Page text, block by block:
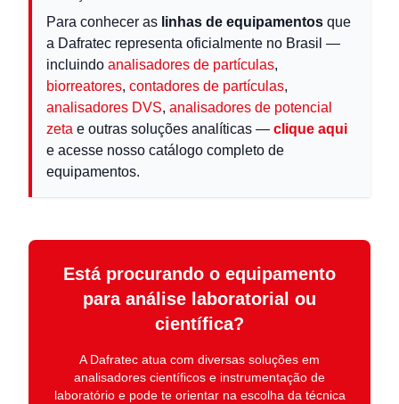
Para conhecer as linhas de equipamentos que
a Dafratec representa oficialmente no Brasil —
incluindo analisadores de partículas,
biorreatores, contadores de partículas,
analisadores DVS, analisadores de potencial
zeta e outras soluções analíticas — clique aqui
e acesse nosso catálogo completo de
equipamentos.
Está procurando o equipamento
para análise laboratorial ou
científica?
A Dafratec atua com diversas soluções em
analisadores científicos e instrumentação de
laboratórioe pode te orientar na escolha da técnica